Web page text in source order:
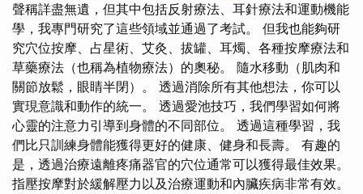
聲稱詳盡無遺，但其中包括反射療法、耳針療法和運動機能
學，我專門研究了這些領域並通過了考試。 但我也能夠研
究穴位按摩、占星術、艾灸、拔罐、耳燭、各種按摩療法和
草藥療法（也稱為植物療法）的奧秘。 隨水移動（肌肉和
關節放鬆，眼睛半閉）。 透過消除所有其他想法，你可以
實現意識和動作的統一。 透過愛池技巧，我們學習如何將
心靈的注意力引導到身體的不同部位。 透過這種學習，我
們比只訓練身體能獲得更好的健康、健身和長壽。 有趣的
是，透過治療遠離疼痛器官的穴位通常可以獲得最佳效果。
指壓按摩對於緩解壓力以及治療運動和內臟疾病非常有效。